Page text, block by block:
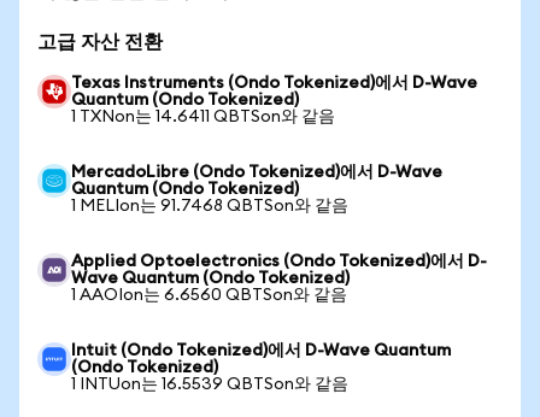
고급 자산 전환
Texas Instruments (Ondo Tokenized)에서 D-Wave
Quantum (Ondo Tokenized)
1 TXNon는 14.6411 QBTSon와 같음
MercadoLibre (Ondo Tokenized)에서 D-Wave
Quantum (Ondo Tokenized)
1 MELIon는 91.7468 QBTSon와 같음
Applied Optoelectronics (Ondo Tokenized)에서 D-
Wave Quantum (Ondo Tokenized)
1 AAOIon는 6.6560 QBTSon와 같음
Intuit (Ondo Tokenized)에서 D-Wave Quantum
(Ondo Tokenized)
1 INTUon는 16.5539 QBTSon와 같음